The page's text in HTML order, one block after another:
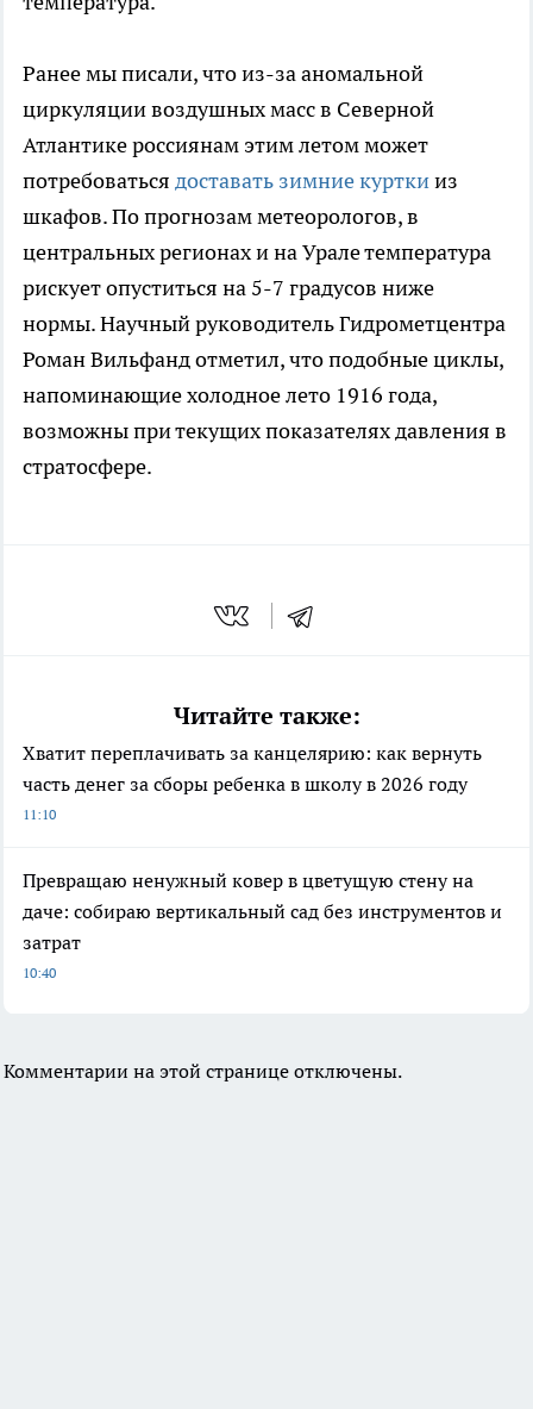
Ранее мы писали, что из-за аномальной
циркуляции воздушных масс в Северной
Атлантике россиянам этим летом может
потребоваться доставать зимние курткииз
шкафов. По прогнозам метеорологов, в
центральных регионах и на Урале температура
рискует опуститься на 5-7 градусов ниже
нормы. Научный руководитель Гидрометцентра
Роман Вильфанд отметил, что подобные циклы,
напоминающие холодное лето 1916 года,
возможны при текущих показателях давления в
стратосфере.
Читайте также:
Хватит переплачивать за канцелярию: как вернуть
часть денег за сборы ребенка в школу в 2026 году
11:10
Превращаю ненужный ковер в цветущую стену на
даче: собираю вертикальный сад без инструментов и
затрат
10:40
Комментарии на этой странице отключены.